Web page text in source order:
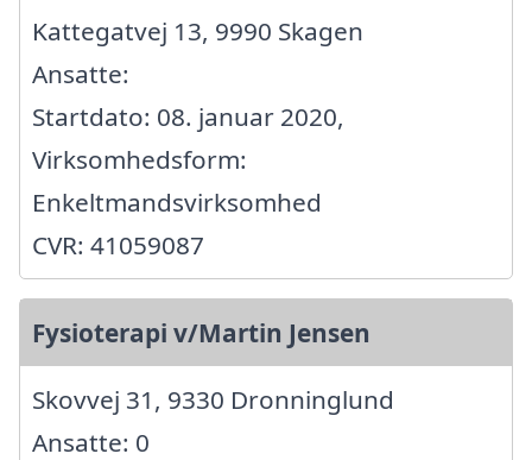
Kattegatvej 13, 9990 Skagen
Ansatte:
Startdato: 08. januar 2020,
Virksomhedsform:
Enkeltmandsvirksomhed
CVR: 41059087
Fysioterapi v/Martin Jensen
Skovvej 31, 9330 Dronninglund
Ansatte: 0